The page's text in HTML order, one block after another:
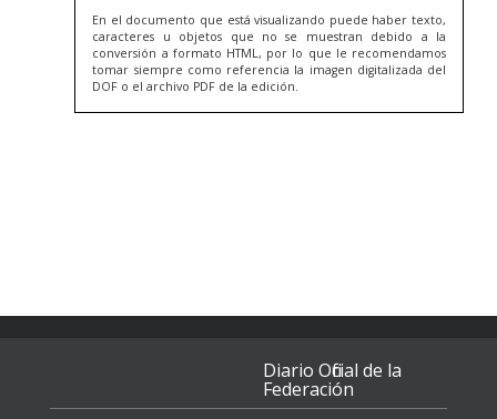
En el documento que está visualizando puede haber texto,
caracteres u objetos que no se muestran debido a la
conversión a formato HTML, por lo que le recomendamos
tomar siempre como referencia la imagen digitalizada del
DOF o el archivo PDF de la edición.
Diario Oficial de la
Federación